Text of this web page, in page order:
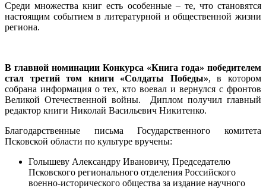
Среди множества книг есть особенные – те, что становятся
настоящим событием в литературной и общественной жизни
региона.
В главной номинации Конкурса «Книга года» победителем
стал третий том книги «Солдаты Победы», в котором
собрана информация о тех, кто воевал и вернулся с фронтов
Великой Отечественной войны. Диплом получил главный
редактор книги Николай Васильевич Никитенко.
Благодарственные письма Государственного комитета
Псковской области по культуре вручены:
Голышеву Александру Ивановичу, Председателю
Псковского регионального отделения Российского
военно-исторического общества за издание научного